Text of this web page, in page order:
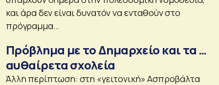
και άρα δεν είναι δυνατόν να ενταθούν στο
πρόγραμμα…
Πρόβλημα με το Δημαρχείο και τα …
αυθαίρετα σχολεία
Άλλη περίπτωση: στη «γειτονική» Ασπροβάλτα